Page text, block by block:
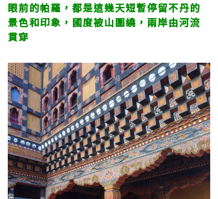
眼前的帕羅，都是這幾天短暫停留不丹的
景色和印象，國度被山圍繞，兩岸由河流
貫穿